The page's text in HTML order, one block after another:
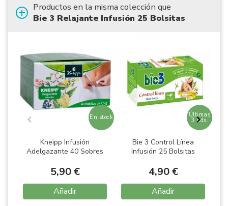
Productos en la misma colección que
Bie 3 Relajante Infusión 25 Bolsitas
En stock
Kneipp Infusión
Adelgazante 40 Sobres
5,90 €
Añadir
Últimas
3 uds.
Bie 3 Control Línea
Infusión 25 Bolsitas
4,90 €
Añadir